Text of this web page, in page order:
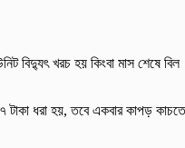
বিদ্যুৎ খরচ হয় কিংবা মাস শেষে বিল
টাকা ধরা হয়, তবে একবার কাপড় কাচতে